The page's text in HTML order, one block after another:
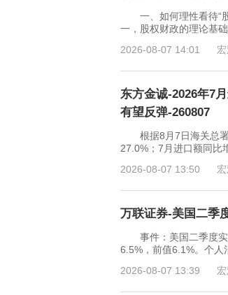
一、如何理性看待“
一，股权财政的理论基
2026-08-07 14:01
东方金诚-2026年7
有望反弹-260807
根据8月7日海关总署
27.0%；7月进口额同
2026-08-07 13:50
万联证券-美国二季
事件：美国二季度实
6.5%，前值6.1%。个
2026-08-07 13:39